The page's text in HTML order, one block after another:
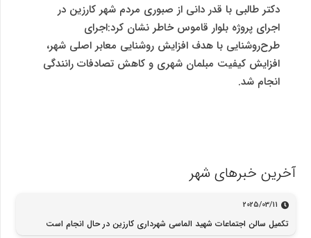
دکتر طالبی با قدر دانی از صبوری مردم شهر کارزین در
اجرای پروژه بلوار قاموس خاطر نشان کرد:اجرای
طرح‌روشنایی با هدف افزایش روشنایی معابر اصلی شهر،
افزایش کیفیت مبلمان شهری و کاهش تصادفات رانندگی
انجام شد.
آخرین خبرهای شهر
2025/03/11
تکمیل سالن اجتماعات شهید الماسی شهرداری کارزین در حال انجام است